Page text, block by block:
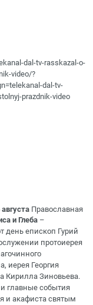
dal-tv-rasskazal-o-
video/?
dal-tv-
prazdnik-video
августа Православная
и Глеба –
день епископ Гурий
протоиерея
иерея Георгия
Кирилла Зиновьева.
главные события
и акафиста святым